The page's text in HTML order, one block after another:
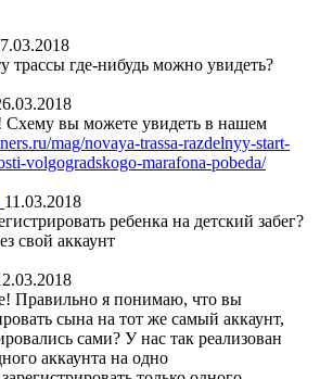
трассы где-нибудь можно увидеть?
Схему вы можете увидеть в нашем
mag/novaya-trassa-razdelnyy-start-
volgogradskogo-marafona-pobeda/
11.03.2018
ребенка на детский забег?
свой аккаунт
Правильно я понимаю, что вы
сына на тот же самый аккаунт,
сами? У нас так реализован
аккаунта на одно